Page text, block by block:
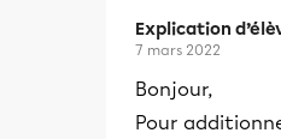
Explication
7 mars 2022
Bonjour,
Pour